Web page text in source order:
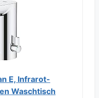
E, Infrarot-
Waschtisch